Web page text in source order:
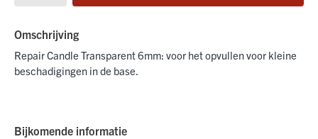
Omschrijving
Repair Candle Transparent 6mm: voor het opvullen voor kleine
beschadigingen in de base.
Bijkomende informatie